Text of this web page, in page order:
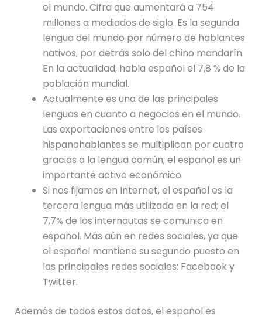
el mundo. Cifra que aumentará a 754
millones a mediados de siglo. Es la segunda
lengua del mundo por número de hablantes
nativos, por detrás solo del chino mandarín.
En la actualidad, habla español el 7,8 % de la
población mundial.
Actualmente es una de las principales
lenguas en cuanto a negocios en el mundo.
Las exportaciones entre los países
hispanohablantes se multiplican por cuatro
gracias a la lengua común; el español es un
importante activo económico.
Si nos fijamos en Internet, el español es la
tercera lengua más utilizada en la red; el
7,7% de los internautas se comunica en
español. Más aún en redes sociales, ya que
el español mantiene su segundo puesto en
las principales redes sociales: Facebook y
Twitter.
Además de todos estos datos, el español es